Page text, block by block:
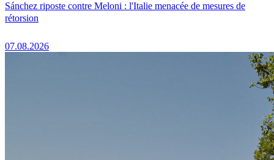
Sánchez riposte contre Meloni : l'Italie menacée de mesures de
rétorsion
07.08.2026